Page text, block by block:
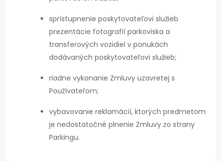
sprístupnenie poskytovateľovi služieb
prezentácie fotografií parkoviska a
transferových vozidiel v ponukách
dodávaných poskytovateľovi služieb;
riadne vykonanie Zmluvy uzavretej s
Používateľom;
vybavovanie reklamácií, ktorých predmetom
je nedostatočné plnenie Zmluvy zo strany
Parkingu.